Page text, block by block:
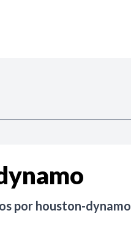
por houston-dynamo